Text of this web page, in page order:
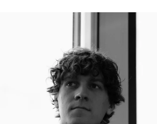
og videreutdanning
og kurs